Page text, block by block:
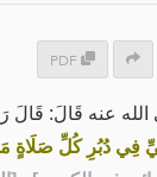
PDF
عنه قَالَ: قَالَ
فِي دُبُرِ كُلِّ صَلَاةٍ